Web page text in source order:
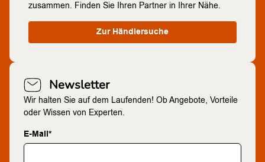
zusammen. Finden Sie Ihren Partner in Ihrer Nähe.
Zur Händlersuche
Newsletter
Wir halten Sie auf dem Laufenden! Ob Angebote, Vorteile
oder Wissen von Experten.
E-Mail*